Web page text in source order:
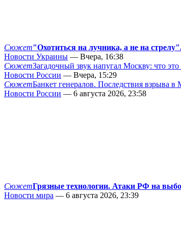
Сюжет"Охотиться на лучника, а не на
Новости Украины — Вчера, 16:38
СюжетЗагадочный звук напугал Москву: что
Новости России — Вчера, 15:29
СюжетБанкет генералов. Последствия взрыва в
Новости России — 6 августа 2026, 23:58
СюжетГрязные технологии. Атаки РФ на
Новости мира — 6 августа 2026, 23:39